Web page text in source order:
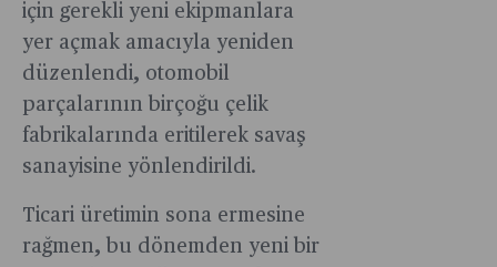
için gerekli yeni ekipmanlara
yer açmak amacıyla yeniden
düzenlendi, otomobil
parçalarının birçoğu çelik
fabrikalarında eritilerek savaş
sanayisine yönlendirildi.
Ticari üretimin sona ermesine
rağmen, bu dönemden yeni bir